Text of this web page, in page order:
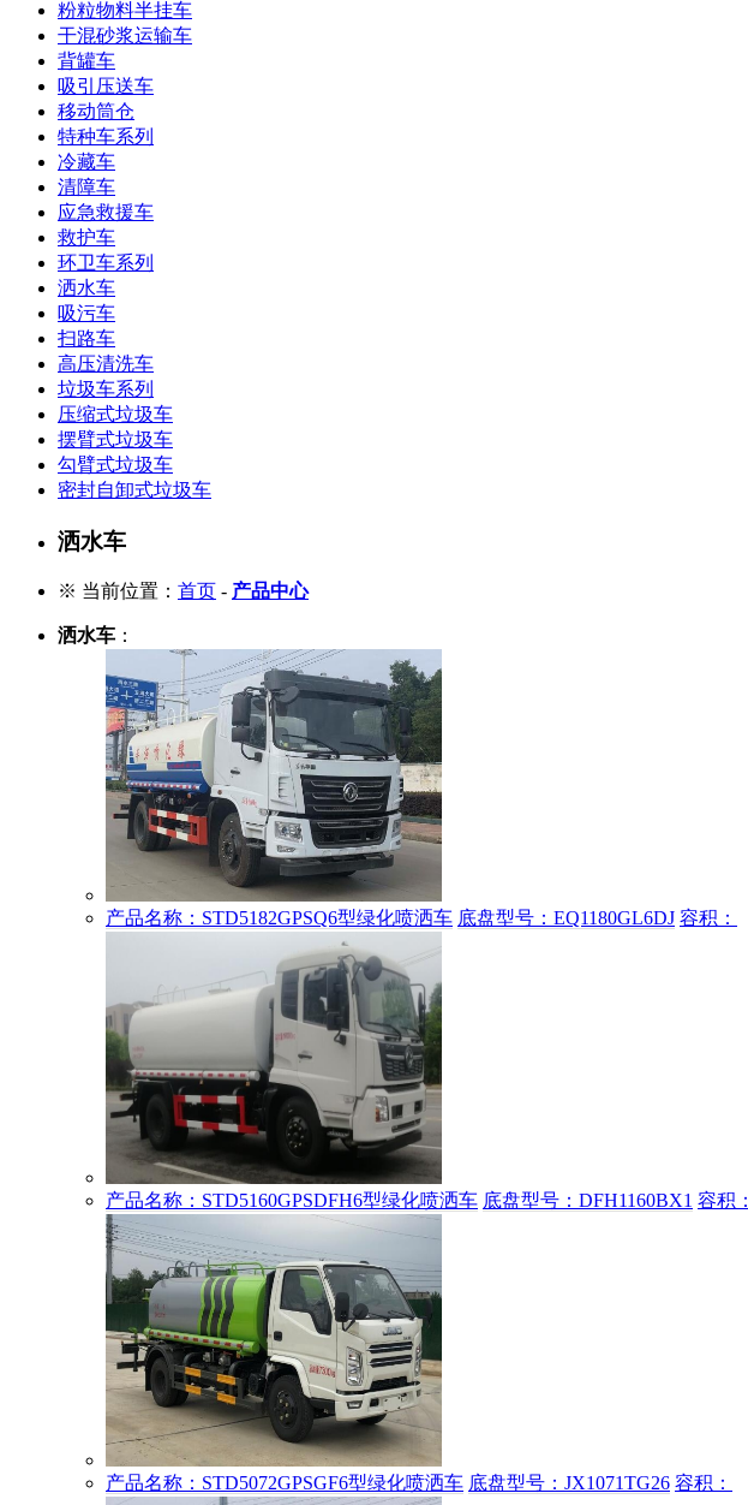
粉粒物料半挂车
干混砂浆运输车
背罐车
吸引压送车
移动筒仓
特种车系列
冷藏车
清障车
应急救援车
救护车
环卫车系列
洒水车
吸污车
扫路车
高压清洗车
垃圾车系列
压缩式垃圾车
摆臂式垃圾车
勾臂式垃圾车
密封自卸式垃圾车
洒水车
※ 当前位置： 首页 - 产品中心
洒水车 ：
产品名称：STD5182GPSQ6型绿化喷洒车 底盘型号：EQ1180GL6DJ 容积：
产品名称：STD5160GPSDFH6型绿化喷洒车 底盘型号：DFH1160BX1 容积：
产品名称：STD5072GPSGF6型绿化喷洒车 底盘型号：JX1071TG26 容积：